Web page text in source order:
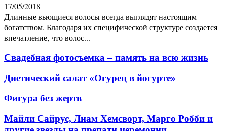
17/05/2018
Длинные вьющиеся волосы всегда выглядят настоящим
богатством. Благодаря их специфической структуре создается
впечатление, что волос...
Свадебная фотосъемка – память на всю жизнь
Диетический салат «Огурец в йогурте»
Фигура без жертв
Майли Сайрус, Лиам Хемсворт, Марго Робби и